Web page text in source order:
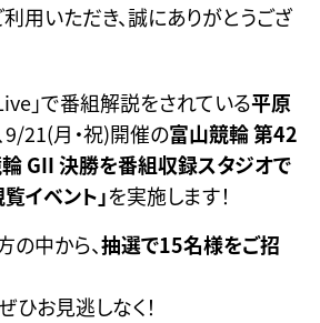
用いただき、誠にありがとうござ
」で番組解説をされている平原
9/21(月・祝)開催の富山競輪 第42
GII 決勝を番組収録スタジオで
イベント」を実施します！
中から、抽選で15名様をご招
お見逃しなく！